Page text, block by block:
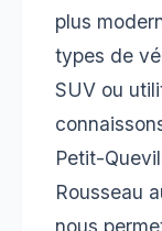
plus
types de
SUV ou
Petit-
Rousseau
nous